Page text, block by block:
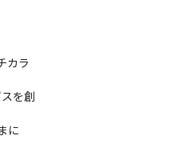
カラ
を創
に